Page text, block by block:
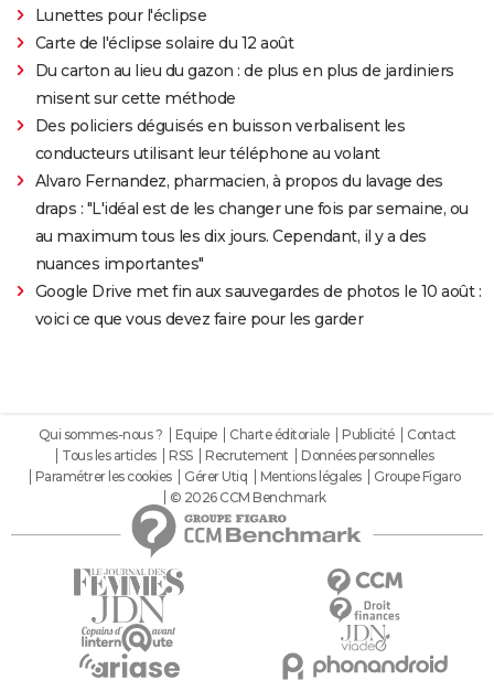
Lunettes pour l'éclipse
Carte de l'éclipse solaire du 12 août
Du carton au lieu du gazon : de plus en plus de jardiniers
misent sur cette méthode
Des policiers déguisés en buisson verbalisent les
conducteurs utilisant leur téléphone au volant
Alvaro Fernandez, pharmacien, à propos du lavage des
draps : "L'idéal est de les changer une fois par semaine, ou
au maximum tous les dix jours. Cependant, il y a des
nuances importantes"
Google Drive met fin aux sauvegardes de photos le 10 août :
voici ce que vous devez faire pour les garder
Qui sommes-nous ? Equipe Charte éditoriale Publicité
Contact
Tous les articles
RSS Recrutement
Données personnelles
Paramétrer les cookies
Gérer Utiq Mentions légales
Groupe Figaro
© 2026 CCM Benchmark